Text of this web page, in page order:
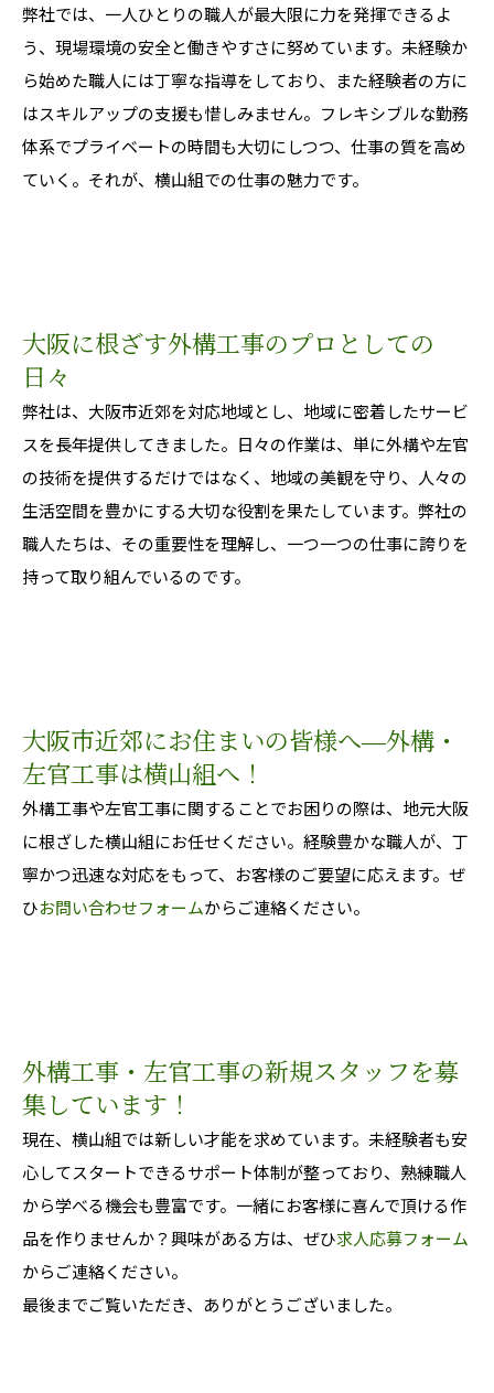
弊社では、一人ひとりの職人が最大限に力を発揮できるよ
う、現場環境の安全と働きやすさに努めています。未経験か
ら始めた職人には丁寧な指導をしており、また経験者の方に
はスキルアップの支援も惜しみません。フレキシブルな勤務
体系でプライベートの時間も大切にしつつ、仕事の質を高め
ていく。それが、横山組での仕事の魅力です。
大阪に根ざす外構工事のプロとしての
日々
弊社は、大阪市近郊を対応地域とし、地域に密着したサービ
スを長年提供してきました。日々の作業は、単に外構や左官
の技術を提供するだけではなく、地域の美観を守り、人々の
生活空間を豊かにする大切な役割を果たしています。弊社の
職人たちは、その重要性を理解し、一つ一つの仕事に誇りを
持って取り組んでいるのです。
大阪市近郊にお住まいの皆様へ―外構・
左官工事は横山組へ！
外構工事や左官工事に関することでお困りの際は、地元大阪
に根ざした横山組にお任せください。経験豊かな職人が、丁
寧かつ迅速な対応をもって、お客様のご要望に応えます。ぜ
ひお問い合わせフォームからご連絡ください。
外構工事・左官工事の新規スタッフを募
集しています！
現在、横山組では新しい才能を求めています。未経験者も安
心してスタートできるサポート体制が整っており、熟練職人
から学べる機会も豊富です。一緒にお客様に喜んで頂ける作
品を作りませんか？興味がある方は、ぜひ求人応募フォーム
からご連絡ください。
最後までご覧いただき、ありがとうございました。